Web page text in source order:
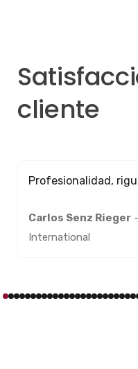
cliente
Elena nos ha
conjuntamente.